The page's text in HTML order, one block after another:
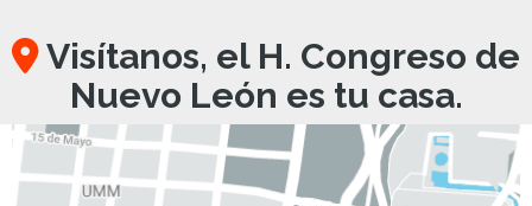
Visítanos, el H. Congreso de
Nuevo León es tu casa.